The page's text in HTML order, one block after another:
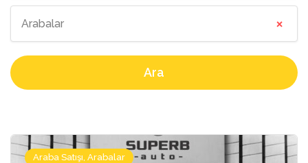
Arabalar ×
Ara
Araba Satışı, Arabalar